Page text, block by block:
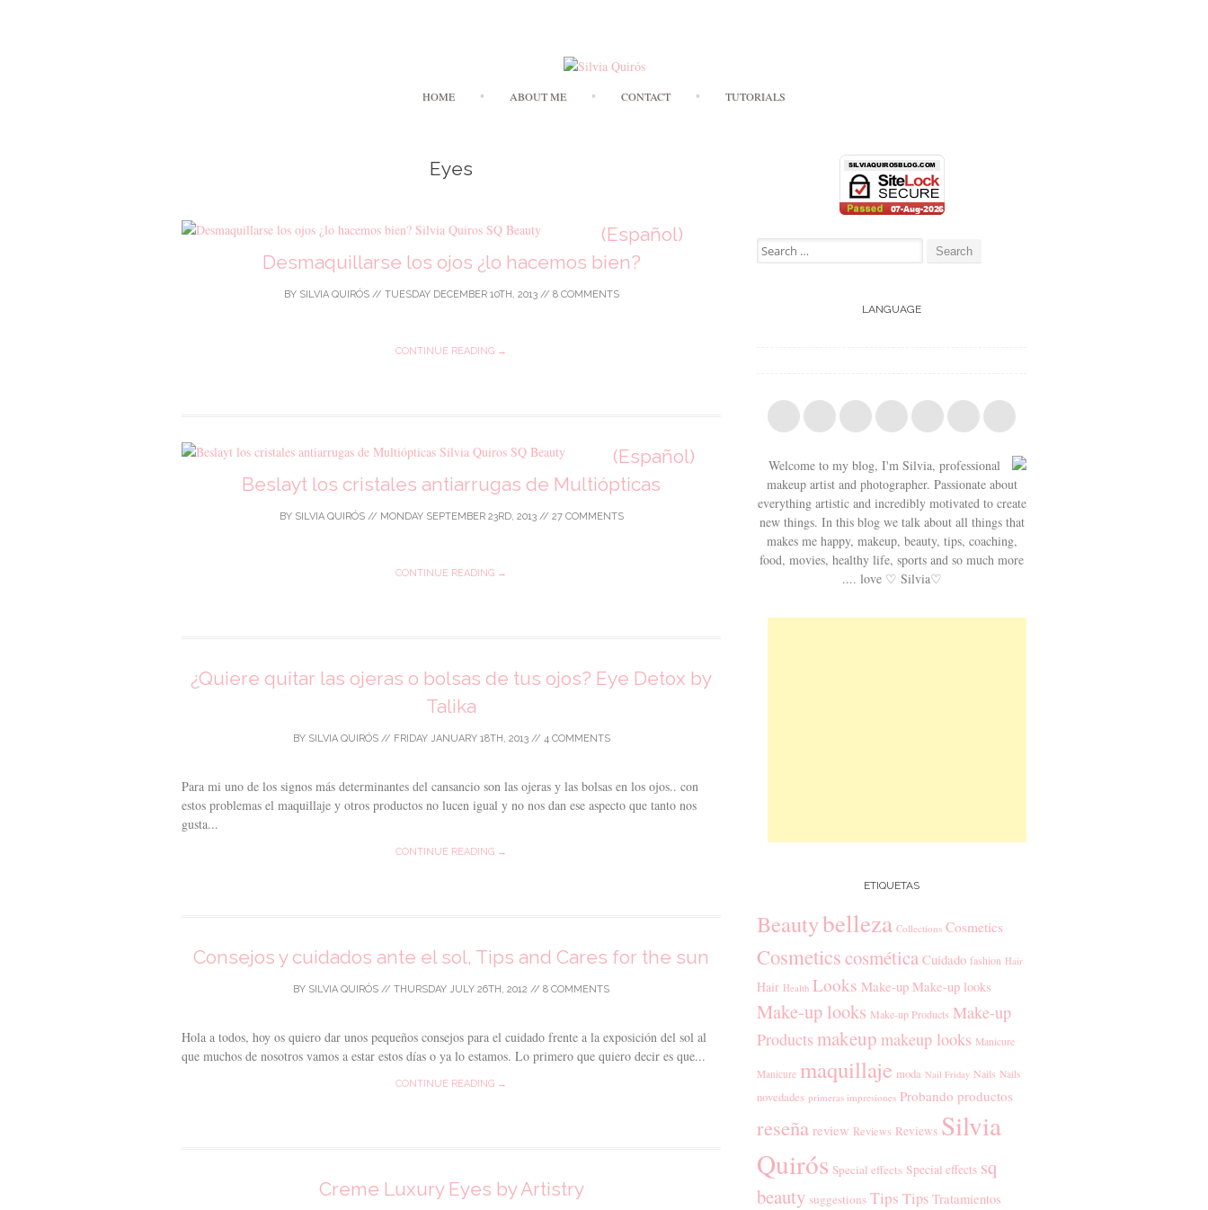
HOME ABOUT ME CONTACT TUTORIALS
Eyes
(Español)
Desmaquillarse los ojos ¿lo hacemos bien?
BY SILVIA QUIRÓS// TUESDAY DECEMBER 10TH, 2013// 8 COMMENTS
CONTINUE READING →
(Español)
Beslayt los cristales antiarrugas de Multiópticas
BY SILVIA QUIRÓS// MONDAY SEPTEMBER 23RD, 2013// 27 COMMENTS
CONTINUE READING →
¿Quiere quitar las ojeras o bolsas de tus ojos? Eye Detox by
Talika
BY SILVIA QUIRÓS// FRIDAY JANUARY 18TH, 2013// 4 COMMENTS
Para mi uno de los signos más determinantes del cansancio son las ojeras y las bolsas en los ojos.. con
estos problemas el maquillaje y otros productos no lucen igual y no nos dan ese aspecto que tanto nos
gusta...
CONTINUE READING →
Consejos y cuidados ante el sol, Tips and Cares for the sun
BY SILVIA QUIRÓS // THURSDAY JULY 26TH, 2012 // 8 COMMENTS
Hola a todos, hoy os quiero dar unos pequeños consejos para el cuidado frente a la exposición del sol al
que muchos de nosotros vamos a estar estos días o ya lo estamos. Lo primero que quiero decir es que...
CONTINUE READING →
Creme Luxury Eyes by Artistry
Search for:
LANGUAGE
Welcome to my blog, I'm Silvia, professional
makeup artist and photographer. Passionate about
everything artistic and incredibly motivated to create
new things. In this blog we talk about all things that
makes me happy, makeup, beauty, tips, coaching,
food, movies, healthy life, sports and so much more
.... love ♡ Silvia♡
ETIQUETAS
Beautybelleza Collections Cosmetics
Cosmeticscosmética Cuidado fashion Hair
Hair Health Looks Make-up Make-up looks
Make-up looks Make-up Products Make-up
Products makeup makeup looks Manicure
Manicure maquillaje moda Nail Friday Nails Nails
novedades primeras impresiones Probando productos
reseña review Reviews Reviews Silvia
Quirós Special effects Special effects sq
beauty suggestions Tips Tips Tratamientos